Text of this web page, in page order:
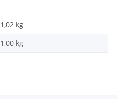
1,02 kg
1,00 kg